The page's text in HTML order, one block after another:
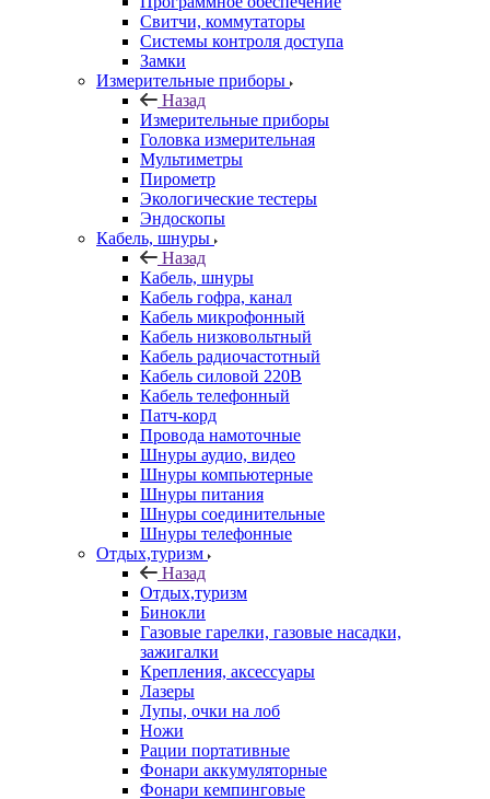
Свитчи, коммутаторы
Системы контроля доступа
Замки
Измерительные приборы
Назад
Измерительные приборы
Головка измерительная
Мультиметры
Пирометр
Экологические тестеры
Эндоскопы
Кабель, шнуры
Назад
Кабель, шнуры
Кабель гофра, канал
Кабель микрофонный
Кабель низковольтный
Кабель радиочастотный
Кабель силовой 220В
Кабель телефонный
Патч-корд
Провода намоточные
Шнуры аудио, видео
Шнуры компьютерные
Шнуры питания
Шнуры соединительные
Шнуры телефонные
Отдых,туризм
Назад
Отдых,туризм
Бинокли
Газовые гарелки, газовые насадки,
зажигалки
Крепления, аксессуары
Лазеры
Лупы, очки на лоб
Ножи
Рации портативные
Фонари аккумуляторные
Фонари кемпинговые